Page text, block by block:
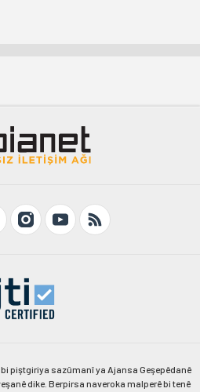
bi piştgiriya sazûmanî ya Ajansa Geşepêdanê
dike. Berpirsa naveroka malperê bi tenê